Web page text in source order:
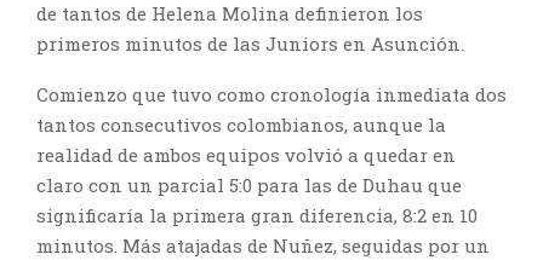
de tantos de Helena Molina definieron los
primeros minutos de las Juniors en Asunción.
Comienzo que tuvo como cronología inmediata dos
tantos consecutivos colombianos, aunque la
realidad de ambos equipos volvió a quedar en
claro con un parcial 5:0 para las de Duhau que
significaría la primera gran diferencia, 8:2 en 10
minutos. Más atajadas de Nuñez, seguidas por un